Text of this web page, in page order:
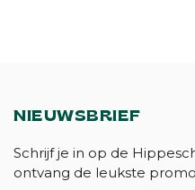
NIEUWSBRIEF
Schrijf je in op de
ontvang de leukste